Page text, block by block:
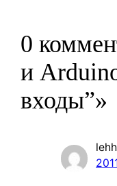
0
и
входы”»